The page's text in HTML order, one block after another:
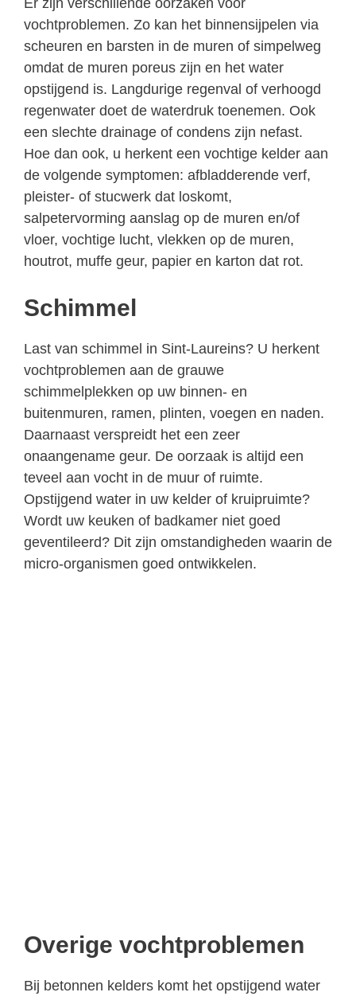
vochtproblemen. Zo kan het binnensijpelen via
scheuren en barsten in de muren of simpelweg
omdat de muren poreus zijn en het water
opstijgend is. Langdurige regenval of verhoogd
regenwater doet de waterdruk toenemen. Ook
een slechte drainage of condens zijn nefast.
Hoe dan ook, u herkent een vochtige kelder aan
de volgende symptomen: afbladderende verf,
pleister- of stucwerk dat loskomt,
salpetervorming aanslag op de muren en/of
vloer, vochtige lucht, vlekken op de muren,
houtrot, muffe geur, papier en karton dat rot.
Schimmel
Last van schimmel in Sint-Laureins? U herkent
vochtproblemen aan de grauwe
schimmelplekken op uw binnen- en
buitenmuren, ramen, plinten, voegen en naden.
Daarnaast verspreidt het een zeer
onaangename geur. De oorzaak is altijd een
teveel aan vocht in de muur of ruimte.
Opstijgend water in uw kelder of kruipruimte?
Wordt uw keuken of badkamer niet goed
geventileerd? Dit zijn omstandigheden waarin de
micro-organismen goed ontwikkelen.
Overige vochtproblemen
Bij betonnen kelders komt het opstijgend water